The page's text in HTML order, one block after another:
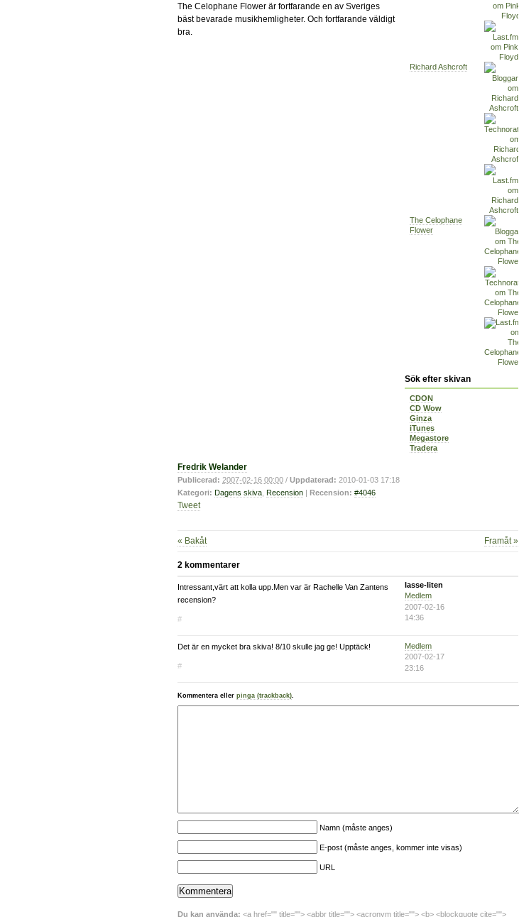
Richard Ashcroft
The Celophane
Flower
Sök efter skivan
CDON
CD Wow
Ginza
iTunes
Megastore
Tradera
The Celophane Flower är fortfarande en av Sveriges
bäst bevarade musikhemligheter. Och fortfarande väldigt
bra.
Fredrik Welander
Publicerad: 2007-02-16 00:00 / Uppdaterad: 2010-01-03 17:18
Kategori: Dagens skiva Recension Recension: #4046
Tweet
« Bakåt Framåt »
2 kommentarer
Intressant,värt att kolla upp.Men var är Rachelle Van Zantens
recension?
#
lasse-liten
Medlem
2007-02-16
14:36
Det är en mycket bra skiva! 8/10 skulle jag ge! Upptäck!
#
Medlem
2007-02-17
23:16
Kommentera eller pinga (trackback).
Namn (måste anges)
E-post (måste anges, kommer inte visas)
URL
Du kan använda: <a href="" title=""> <abbr title=""> <acronym title=""> <b> <blockquote cite="">